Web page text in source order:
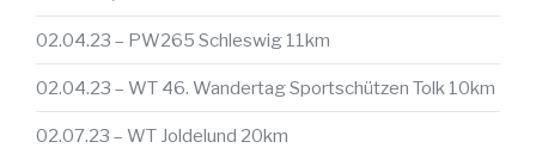
02.04.23 – PW265 Schleswig 11km
02.04.23 – WT 46. Wandertag Sportschützen Tolk 10km
02.07.23 – WT Joldelund 20km